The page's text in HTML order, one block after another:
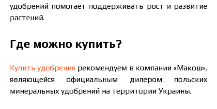
удобрений помогает поддерживать рост и развитие
растений.
Где можно купить?
Купить удобрения рекомендуем в компании «Макош»,
являющейся официальным дилером польских
минеральных удобрений на территории Украины.